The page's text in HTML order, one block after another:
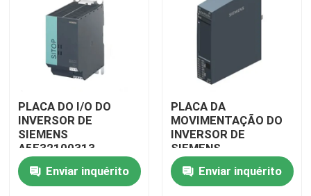
Produtos
Vídeos
Sobre nós
Visita à fábrica
PLACA DO I/O DO
INVERSOR DE
SIEMENS
A5E32100313
SIMATIC ROBICON
Enviar inquérito
PLACA DA
MOVIMENTAÇÃO DO
INVERSOR DE
SIEMENS
A5E00825002
SIMATICEnviar inquérito